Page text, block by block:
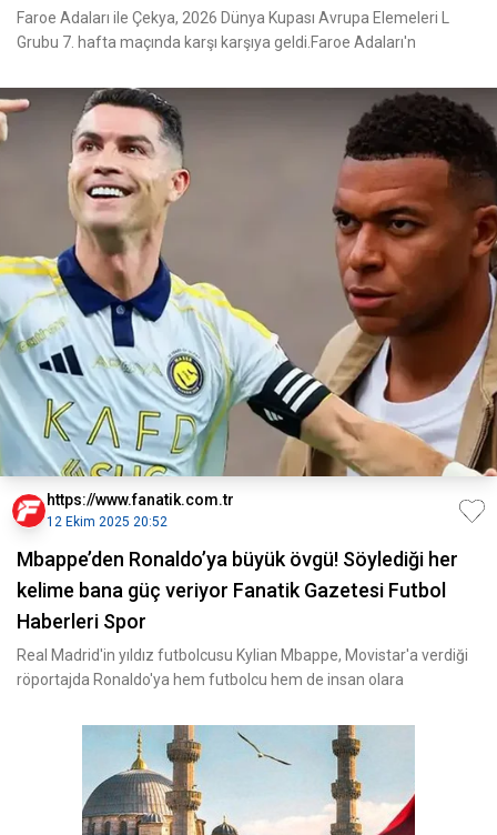
Faroe Adaları ile Çekya, 2026 Dünya Kupası Avrupa Elemeleri L
Grubu 7. hafta maçında karşı karşıya geldi.Faroe Adaları'n
https://www.fanatik.com.tr
12 Ekim 2025 20:52
Mbappe’den Ronaldo’ya büyük övgü! Söylediği her
kelime bana güç veriyor Fanatik Gazetesi Futbol
Haberleri Spor
Real Madrid'in yıldız futbolcusu Kylian Mbappe, Movistar'a verdiği
röportajda Ronaldo'ya hem futbolcu hem de insan olara